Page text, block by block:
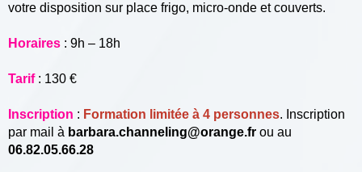
votre disposition sur place frigo, micro-onde et couverts.
Horaires : 9h – 18h
Tarif: 130 €
Inscription : Formation limitée à 4 personnes. Inscription
par mail à barbara.channeling@orange.fr ou au
06.82.05.66.28